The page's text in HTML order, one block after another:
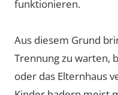
funktionieren.
Aus diesem Grund
Trennung zu warten,
oder das Elternhaus